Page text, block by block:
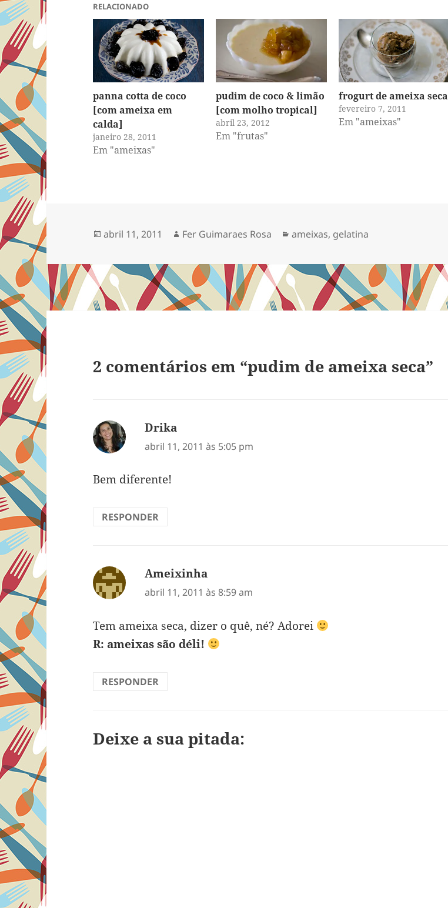
RELACIONADO
panna cotta de coco
[com ameixa em
calda]
janeiro 28, 2011
Em "ameixas"
pudim de coco & limão
[com molho tropical]
abril 23, 2012
Em "frutas"
frogurt de ameixa seca
fevereiro 7, 2011
Em "ameixas"
Publicado
abril 11, 2011 Autor
Fer Guimaraes Rosa Categorias
ameixas, gelatina
2 comentários em “pudim de ameixa seca”
Drika
abril 11, 2011 às 5:05 pm
Bem diferente!
RESPONDER
Ameixinha
abril 11, 2011 às 8:59 am
Tem ameixa seca, dizer o quê, né? Adorei
R: ameixas são déli!
RESPONDER
Deixe a sua pitada: